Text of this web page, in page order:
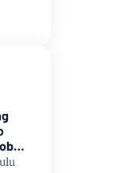
di